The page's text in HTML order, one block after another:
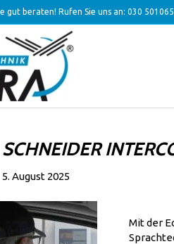
gut beraten! Rufen Sie uns an:030
SCHNEIDER
5. August 2025
Mit der